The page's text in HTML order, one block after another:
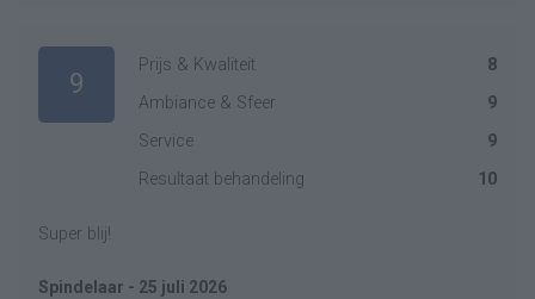
9
Prijs & Kwaliteit
8
Ambiance & Sfeer
9
Service
9
Resultaat behandeling
10
Super blij!
Spindelaar - 25 juli 2026